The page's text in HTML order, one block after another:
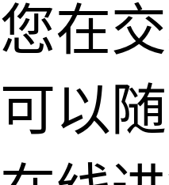
您在
可以